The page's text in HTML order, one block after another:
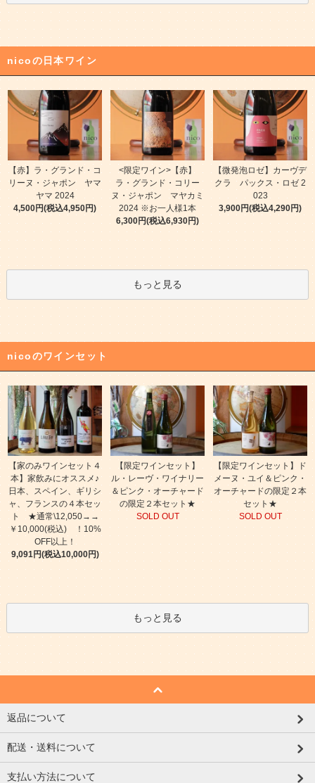
nicoの日本ワイン
【赤】ラ・グランド・コ
リーヌ・ジャポン ヤマ
ヤマ 2024
4,500円(税込4,950円)
<限定ワイン>【赤】
ラ・グランド・コリー
ヌ・ジャポン マヤカミ
2024 ※お一人様1本
6,300円(税込6,930円)
【微発泡ロゼ】カーヴデ
クラ パックス・ロゼ 2
023
3,900円(税込4,290円)
もっと見る
nicoのワインセット
【家のみワインセット４
本】家飲みにオススメ♪
日本、スペイン、ギリシ
ャ、フランスの４本セッ
ト ★通常\12,050→→
￥10,000(税込) ！10%
OFF以上！
9,091円(税込10,000円)
【限定ワインセット】
ル・レーヴ・ワイナリー
＆ピンク・オーチャード
の限定２本セット★
SOLD OUT
【限定ワインセット】ド
メーヌ・ユイ＆ピンク・
オーチャードの限定２本
セット★
SOLD OUT
もっと見る
返品について
配送・送料について
支払い方法について